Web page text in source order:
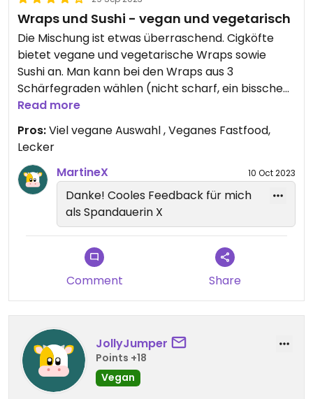
Wraps und Sushi - vegan und vegetarisch
Die Mischung ist etwas überraschend. Cigköfte
bietet vegane und vegetarische Wraps sowie
Sushi an. Man kann bei den Wraps aus 3
Schärfegraden wählen (nicht scharf, ein bisschen
scharf und sehr scharf). Auf die Wraps kommen
keine Zwiebeln, was mir sehr gelegen kommt :).
Minzblätter sorgen für einen ungewohnten
Geschmack, ich kann daran aber nichts
Schlechtes finden. Sehr lecker, schnell fertig und
fairer Preis. Wraps ca. 5-6,50€. Achtung: Nach
unten wird's etwas suppig, daher gut auf eure
Klamotten achten.
Read more
Pros:Viel vegane Auswahl , Veganes Fastfood,
Lecker
MartineX
10 Oct 2023
Danke! Cooles Feedback für mich
als Spandauerin X
Comment Share
JollyJumper
Points +18
Vegan